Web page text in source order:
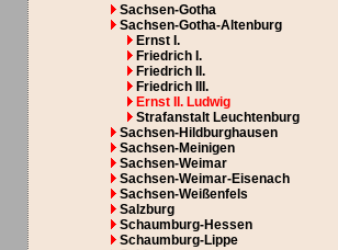
Sachsen-Gotha
Sachsen-Gotha-Altenburg
Ernst I.
Friedrich I.
Friedrich II.
Friedrich III.
Ernst II. Ludwig
Strafanstalt Leuchtenburg
Sachsen-Hildburghausen
Sachsen-Meinigen
Sachsen-Weimar
Sachsen-Weimar-Eisenach
Sachsen-Weißenfels
Salzburg
Schaumburg-Hessen
Schaumburg-Lippe